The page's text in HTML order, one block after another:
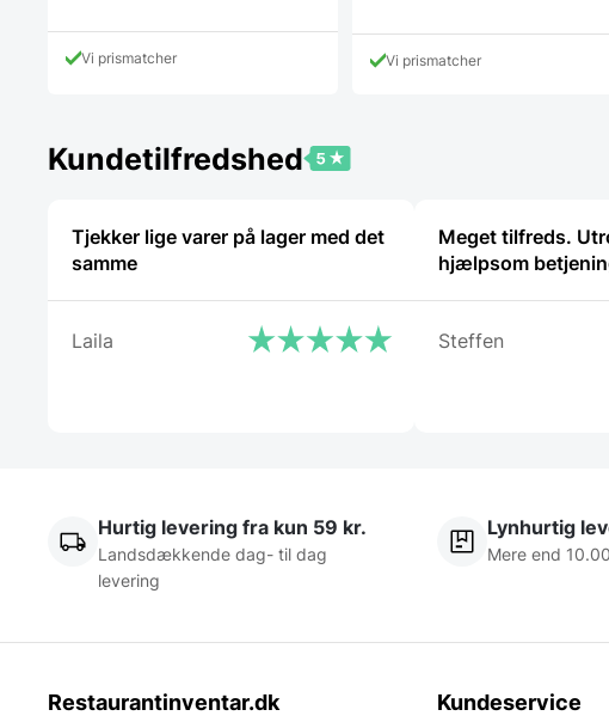
var:
625,00 DKK.
pris
er:Vi prismatcher
er:Vi prismatcher
Kundetilfredshed
Tjekker lige varer på lager med det
samme
Laila
Meget tilfreds.
hjælpsom
Steffen
Hurtig levering fra kun 59 kr.
Landsdækkende dag- til dag
levering
Lynhurtig
Mere end
Restaurantinventar.dk Kundeservice